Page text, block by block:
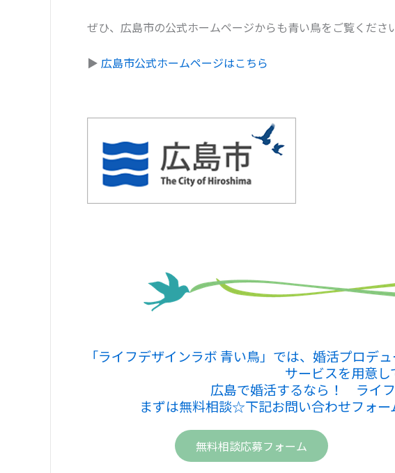
ぜひ、広島市の公式ホームページからも青い鳥をご覧くださ
▶ 広島市公式ホームページはこちら
「ライフデザインラボ 青い鳥」では、婚活プロデ
サービスを用意し
広島で婚活するなら！ ライ
まずは無料相談☆下記お問い合わせフォ
無料相談応募フォーム